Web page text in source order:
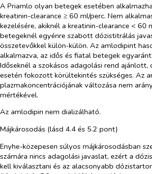
A Priamlo olyan betegek esetében
kreatinin-clearance ≥ 60 ml/perc. Nem
kezelésére, akiknél a kreatinin-clearance < 60
betegeknél egyénre szabott dózistitrálás
összetevőkkel külön-külön. Az amlodipint
alkalmazva, az idős és fiatal betegek
Időseknél a szokásos adagolási rend ajánlott,
esetén fokozott körültekintés szükséges. Az
plazmakoncentrációjának változása nem
mértékével.
Az amlodipin nem dializálható.
Májkárosodás (lásd 4.4 és 5.2 pont)
Enyhe-közepesen súlyos májkárosodásban
számára nincs adagolási javaslat, ezért a
kell kiválasztani és az alacsonyabb